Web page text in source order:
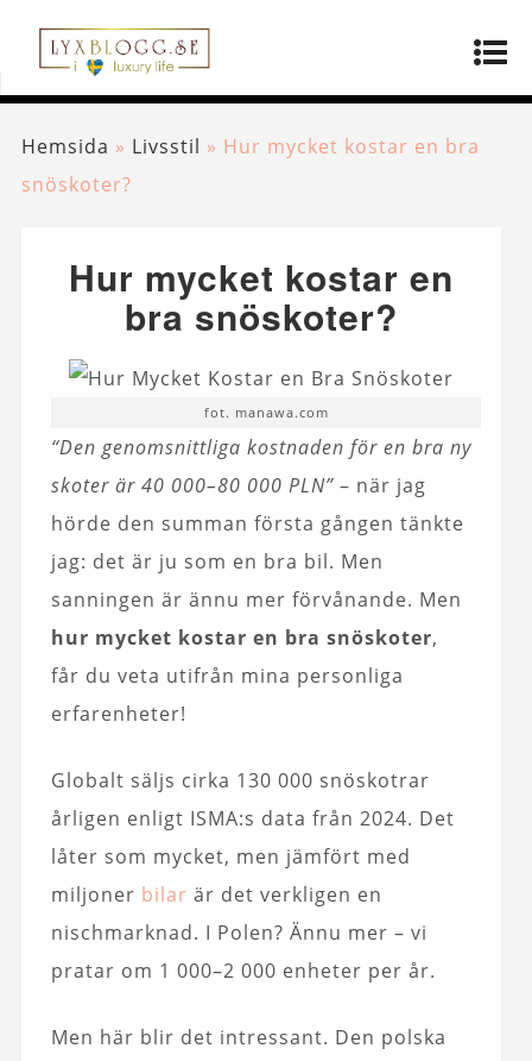
Hemsida » Livsstil » Hur mycket kostar en bra
snöskoter?
Hur mycket kostar en
bra snöskoter?
fot. manawa.com
“Den genomsnittliga kostnaden för en bra ny
skoter är 40 000–80 000 PLN”– när jag
hörde den summan första gången tänkte
jag: det är ju som en bra bil. Men
sanningen är ännu mer förvånande. Men
hur mycket kostar en bra snöskoter,
får du veta utifrån mina personliga
erfarenheter!
Globalt säljs cirka 130 000 snöskotrar
årligen enligt ISMA:s data från 2024. Det
låter som mycket, men jämfört med
miljoner bilar är det verkligen en
nischmarknad. I Polen? Ännu mer – vi
pratar om 1 000–2 000 enheter per år.
Men här blir det intressant. Den polska